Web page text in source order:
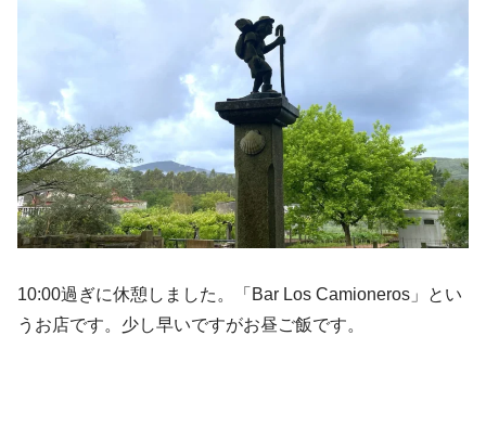
10:00過ぎに休憩しました。「Bar Los Camioneros」とい
うお店です。少し早いですがお昼ご飯です。